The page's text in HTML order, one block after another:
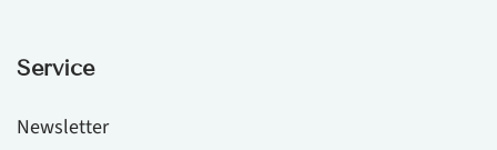
Service
Newsletter